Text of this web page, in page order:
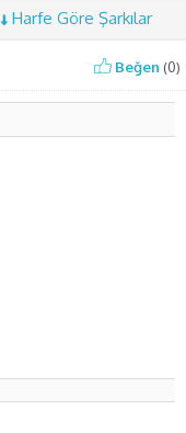
Harfe Göre Şarkılar
Beğen (0)